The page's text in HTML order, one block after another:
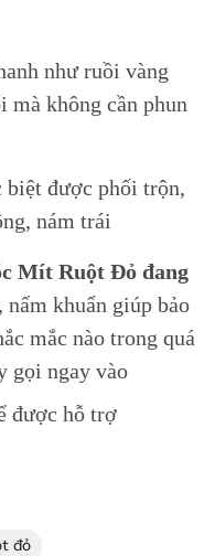
như ruồi vàng
mà không cần phun
biệt được phối trộn,
nám trái
Mít Ruột Đỏ đang
nấm khuẩn giúp bảo
mắc nào trong quá
gọi ngay vào
được hỗ trợ
đỏ